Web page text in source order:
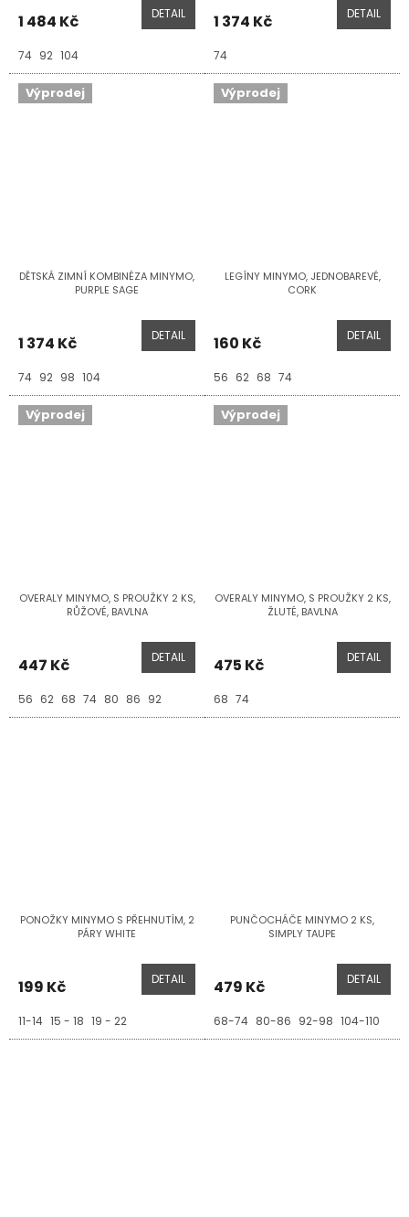
1 484 Kč DETAIL
74 92 104
1 374 Kč DETAIL
74
Výprodej
DĚTSKÁ ZIMNÍ KOMBINÉZA MINYMO,
PURPLE SAGE
1 374 Kč DETAIL
74 92 98 104
Výprodej
LEGÍNY MINYMO, JEDNOBAREVÉ,
CORK
160 Kč DETAIL
56 62 68 74
Výprodej
OVERALY MINYMO, S PROUŽKY 2 KS,
RŮŽOVÉ, BAVLNA
447 Kč DETAIL
56 62 68 74 80 86 92
Výprodej
OVERALY MINYMO, S PROUŽKY 2 KS,
ŽLUTÉ, BAVLNA
475 Kč DETAIL
68 74
PONOŽKY MINYMO S PŘEHNUTÍM, 2
PÁRY WHITE
199 Kč DETAIL
11-14 15 - 18 19 - 22
PUNČOCHÁČE MINYMO 2 KS,
SIMPLY TAUPE
479 Kč DETAIL
68-74 80-86 92-98 104-110